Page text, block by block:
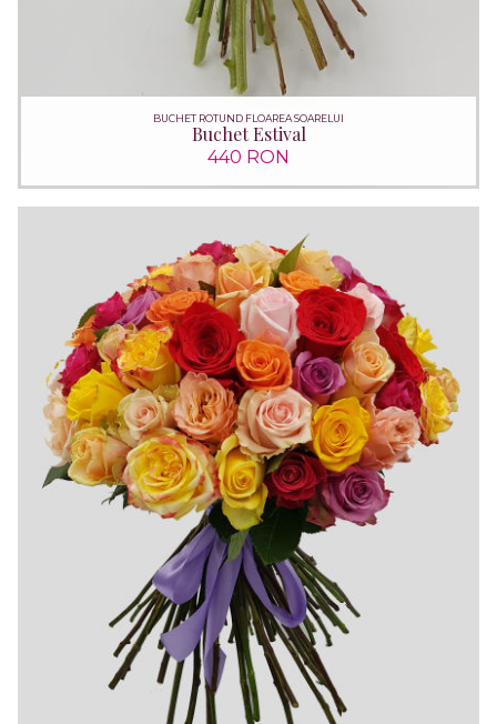
BUCHET ROTUND FLOAREA SOARELUI
Buchet Estival
440 RON